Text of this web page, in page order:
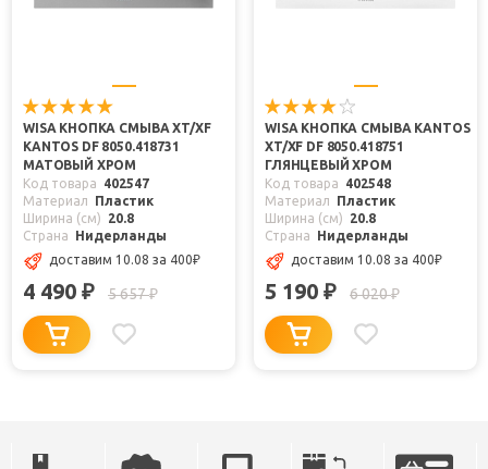
WISA КНОПКА СМЫВА XT/XF
KANTOS DF 8050.418731
МАТОВЫЙ ХРОМ
Код товара
402547
Материал
Пластик
Ширина (см)
20.8
Страна
Нидерланды
доставим 10.08 за 400₽
4 490 ₽ 5 657₽
WISA КНОПКА СМЫВА KANTOS
XT/XF DF 8050.418751
ГЛЯНЦЕВЫЙ ХРОМ
Код товара
402548
Материал
Пластик
Ширина (см)
20.8
Страна
Нидерланды
доставим 10.08 за 400₽
5 190 ₽ 6 020₽